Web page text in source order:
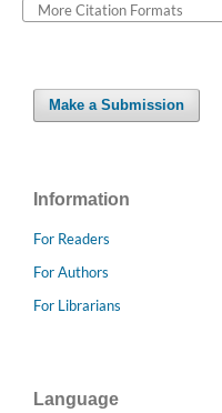
More Citation Formats
Make a Submission
Information
For Readers
For Authors
For Librarians
Language